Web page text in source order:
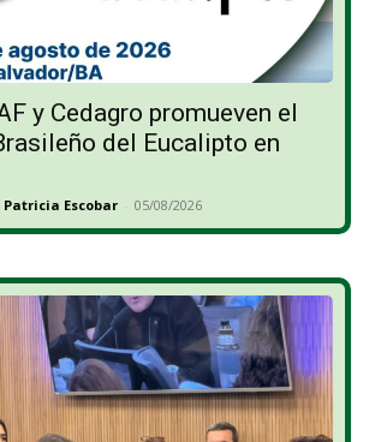
y Cedagro promueven el
del Eucalipto en
Patricia Escobar - 05/08/2026